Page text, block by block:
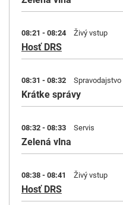
08:21 - 08:24 Živý vstup
Hosť DRS
08:31 - 08:32 Spravodajstvo
Krátke správy
08:32 - 08:33 Servis
Zelená vlna
08:38 - 08:41 Živý vstup
Hosť DRS